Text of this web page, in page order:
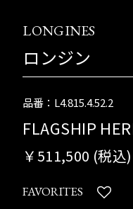
LONGINES
ロンジン
品番：L4.815.4.52.2
FLAGSHIP
￥511,500 (税込)
FAVORITES